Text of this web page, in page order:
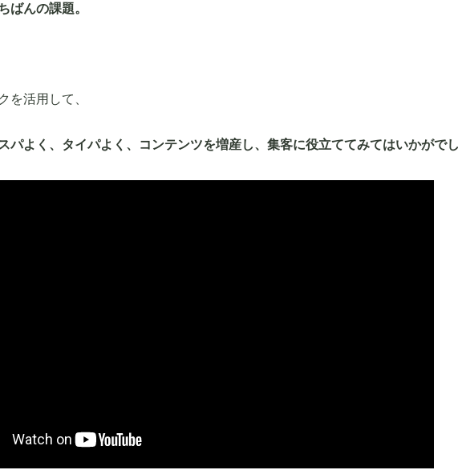
ばんの課題。
を活用して、
パよく、タイパよく、コンテンツを増産し、集客に役立ててみてはいかがで